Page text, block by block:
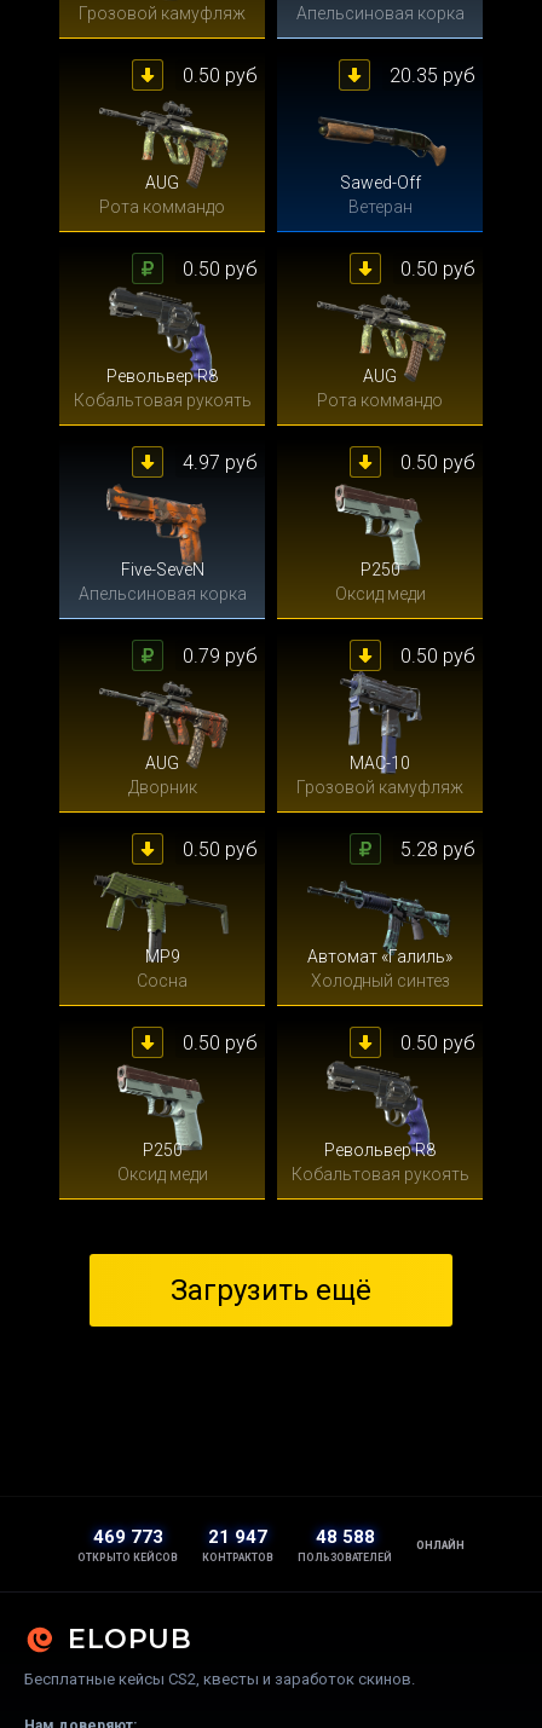
Грозовой камуфляж
Апельсиновая корка
AUG
Рота коммандо
0.50 руб
Sawed-Off
Ветеран
20.35 руб
Револьвер R8
Кобальтовая рукоять
0.50 руб
AUG
Рота коммандо
0.50 руб
Five-SeveN
Апельсиновая корка
4.97 руб
P250
Оксид меди
0.50 руб
AUG
Дворник
0.79 руб
MAC-10
Грозовой камуфляж
0.50 руб
MP9
Сосна
0.50 руб
Автомат «Галиль»
Холодный синтез
5.28 руб
P250
Оксид меди
0.50 руб
Револьвер R8
Кобальтовая рукоять
0.50 руб
Загрузить ещё
469 773
ОТКРЫТО КЕЙСОВ
21 947
КОНТРАКТОВ
48 588
ПОЛЬЗОВАТЕЛЕЙ
ОНЛАЙН
ELOPUB
Бесплатные кейсы CS2, квесты и заработок скинов.